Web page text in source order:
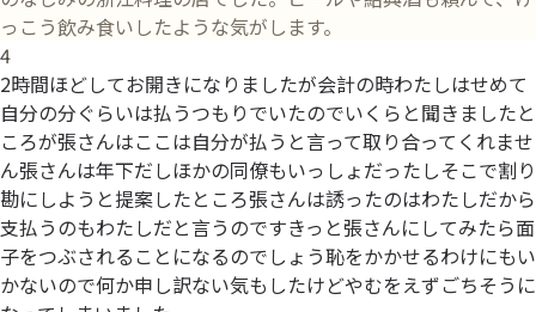
っこう飲み食いしたような気がします。
4
2時間ほどしてお開きになりましたが会計の時わたしはせめて
自分の分ぐらいは払うつもりでいたのでいくらと聞きましたと
ころが張さんはここは自分が払うと言って取り合ってくれませ
ん張さんは年下だしほかの同僚もいっしょだったしそこで割り
勘にしようと提案したところ張さんは誘ったのはわたしだから
支払うのもわたしだと言うのですきっと張さんにしてみたら面
子をつぶされることになるのでしょう恥をかかせるわけにもい
かないので何か申し訳ない気もしたけどやむをえずごちそうに